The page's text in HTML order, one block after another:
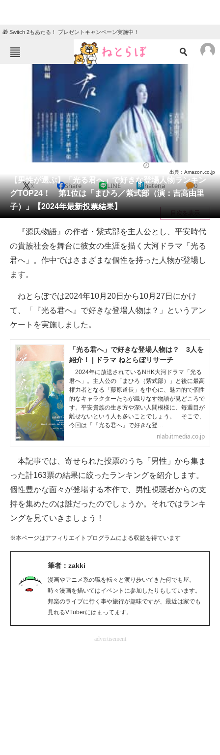
🎁 Switch 2もあたる！ プレゼントキャンペーン実施中！
ねとらぼメニュー
ニュース
地域
教育・育児
会員記事
メディア
注目記事を集めた総合ページ
ITの今と未来を見通す
スマホと通信の最新トレンド
ビジネスと働き方のヒント
AI活用のいまが分かる
企業ITのトレンドを詳説
経営リーダーのコミュニティ
マーケ×ITの今がよく分かる
ITエンジニア向け専門サイト
IT製品の技術・比較・事例
製造業のIT導入・活用を支援
モノづくり技術者専門サイト
エレクトロニクス専門サイト
エネルギーの専門メディア
建設×テクノロジーの最前線
【男性が選ぶ】「光る君へ」で好きな登場人物ランキン
グTOP24！ 第1位は「まひろ／紫式部（演：吉高由里
子）」【2024年最新投票結果】
出典：Amazon.co.jp
X Share LINE hatena 0
目次を表示
『源氏物語』の作者・紫式部を主人公とし、平安時代
の貴族社会を舞台に彼女の生涯を描く大河ドラマ「光る
君へ」。作中ではさまざまな個性を持った人物が登場し
ます。
ねとらぼでは2024年10月20日から10月27日にかけ
て、「『光る君へ』で好きな登場人物は？」というアン
ケートを実施しました。
「光る君へ」で好きな登場人物は？ 3人を
紹介！ | ドラマ ねとらぼリサーチ
2024年に放送されているNHK大河ドラマ「光る
君へ」。主人公の「まひろ（紫式部）」と後に最高
権力者となる「藤原道長」を中心に、魅力的で個性
的なキャラクターたちが織りなす物語が見どころで
す。平安貴族の生き方や深い人間模様に、毎週目が
離せないという人も多いことでしょう。 そこで、
今回は「『光る君へ』で好きな登…
nlab.itmedia.co.jp
本記事では、寄せられた投票のうち「男性」から集ま
った計163票の結果に絞ったランキングを紹介します。
個性豊かな面々が登場する本作で、男性視聴者からの支
持を集めたのは誰だったのでしょうか。それではランキ
ングを見ていきましょう！
※本ページはアフィリエイトプログラムによる収益を得ています
筆者：zakki
漫画やアニメ系の職を転々と渡り歩いてきた何でも屋。
時々漫画を描いてはイベントに参加したりもしています。
邦楽のライブに行く事や旅行が趣味ですが、最近は家でも
見れるVTuberにはまってます。
advertisement